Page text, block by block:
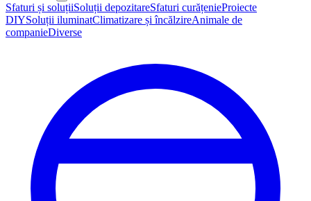
Sfaturi și soluțiiSoluții depozitareSfaturi curățenieProiecte
DIYSoluții iluminatClimatizare și încălzireAnimale de
companieDiverse